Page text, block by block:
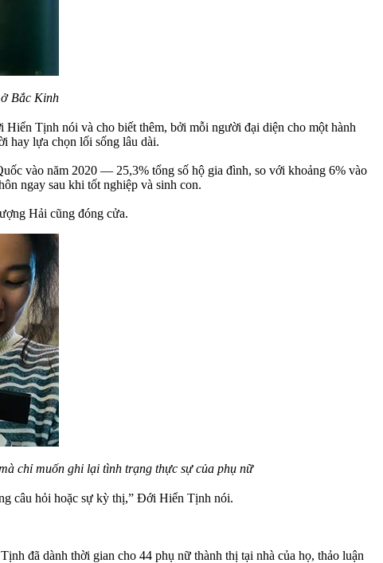
Bắc Kinh
Tịnh nói và cho biết thêm, bởi mỗi người đại diện cho một hành
hay lựa chọn lối sống lâu dài.
vào năm 2020 — 25,3% tổng số hộ gia đình, so với khoảng 6% vào
ngay sau khi tốt nghiệp và sinh con.
Hải cũng đóng cửa.
chỉ muốn ghi lại tình trạng thực sự của phụ nữ
câu hỏi hoặc sự kỳ thị,” Đới Hiển Tịnh nói.
đã dành thời gian cho 44 phụ nữ thành thị tại nhà của họ, thảo luận